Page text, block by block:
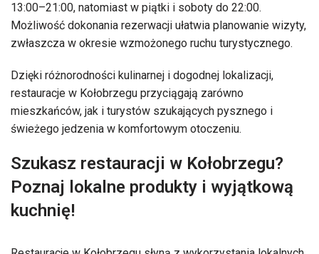
13:00–21:00, natomiast w piątki i soboty do 22:00.
Możliwość dokonania rezerwacji ułatwia planowanie wizyty,
zwłaszcza w okresie wzmożonego ruchu turystycznego.
Dzięki różnorodności kulinarnej i dogodnej lokalizacji,
restauracje w Kołobrzegu przyciągają zarówno
mieszkańców, jak i turystów szukających pysznego i
świeżego jedzenia w komfortowym otoczeniu.
Szukasz restauracji w Kołobrzegu?
Poznaj lokalne produkty i wyjątkową
kuchnię!